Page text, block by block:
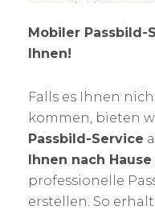
Mobiler Passbild-
Ihnen!
Falls es Ihnen
kommen, bieten
Passbild-Service
Ihnen nach
professionelle
erstellen. So